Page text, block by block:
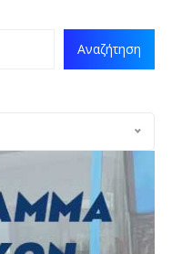
Αναζήτηση